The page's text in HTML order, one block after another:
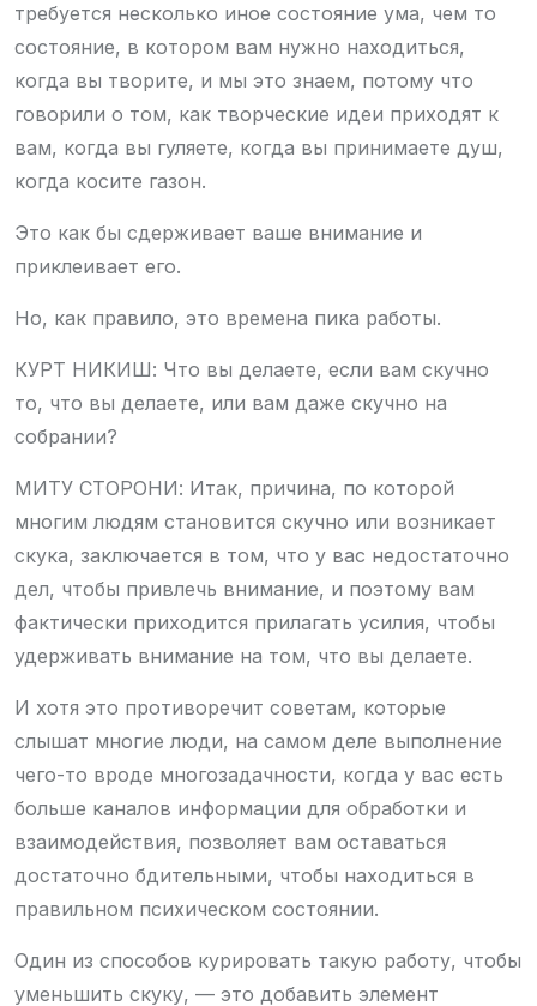
требуется несколько иное состояние ума, чем то
состояние, в котором вам нужно находиться,
когда вы творите, и мы это знаем, потому что
говорили о том, как творческие идеи приходят к
вам, когда вы гуляете, когда вы принимаете душ,
когда косите газон.
Это как бы сдерживает ваше внимание и
приклеивает его.
Но, как правило, это времена пика работы.
КУРТ НИКИШ: Что вы делаете, если вам скучно
то, что вы делаете, или вам даже скучно на
собрании?
МИТУ СТОРОНИ: Итак, причина, по которой
многим людям становится скучно или возникает
скука, заключается в том, что у вас недостаточно
дел, чтобы привлечь внимание, и поэтому вам
фактически приходится прилагать усилия, чтобы
удерживать внимание на том, что вы делаете.
И хотя это противоречит советам, которые
слышат многие люди, на самом деле выполнение
чего-то вроде многозадачности, когда у вас есть
больше каналов информации для обработки и
взаимодействия, позволяет вам оставаться
достаточно бдительными, чтобы находиться в
правильном психическом состоянии.
Один из способов курировать такую ​​работу, чтобы
уменьшить скуку, — это добавить элемент